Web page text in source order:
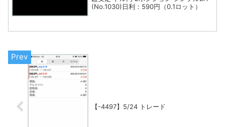
(No.1030)日利：590円（0.1ロット）
【-4497】5/24 トレード